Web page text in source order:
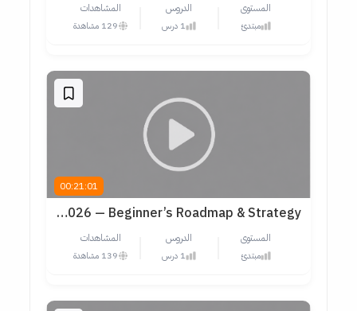
المستوى
مبتدئ
الدروس
1 درس
المشاهدات
129 مشاهدة
00:21:01
If I Started UX in 2026 — Beginner’s Roadmap & Strategy
المستوى
مبتدئ
الدروس
1 درس
المشاهدات
139 مشاهدة